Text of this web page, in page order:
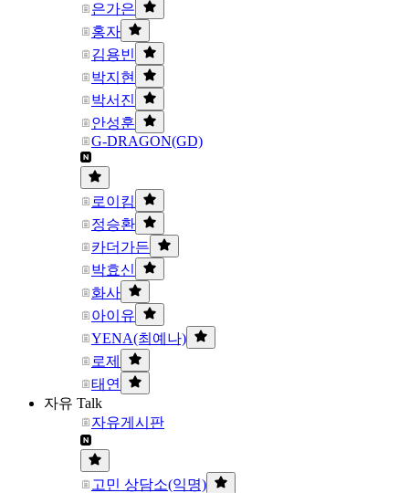
은가은
홍자
김용빈
박지현
박서진
안성훈
G-DRAGON(GD)
로이킴
정승환
카더가든
박효신
화사
아이유
YENA(최예나)
로제
태연
자유 Talk
자유게시판
고민 상담소(익명)